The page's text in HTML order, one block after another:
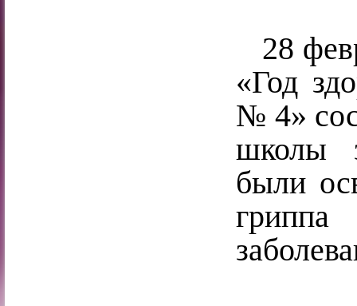
28
«Год
№ 4»
школы
были